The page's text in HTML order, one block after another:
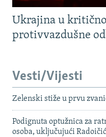
Ukrajina u
protivvazdušne
Vesti/Vijesti
Zelenski stiže u prvu
Podignuta optužnica za
osoba, uključujući